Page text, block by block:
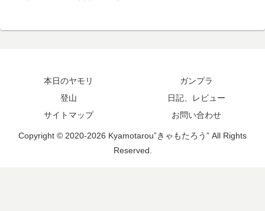
本日のヤモリ
ガンプラ
登山
日記、レビュー
サイトマップ
お問い合わせ
Copyright © 2020-2026 Kyamotarou”きゃもたろう” All Rights
Reserved.